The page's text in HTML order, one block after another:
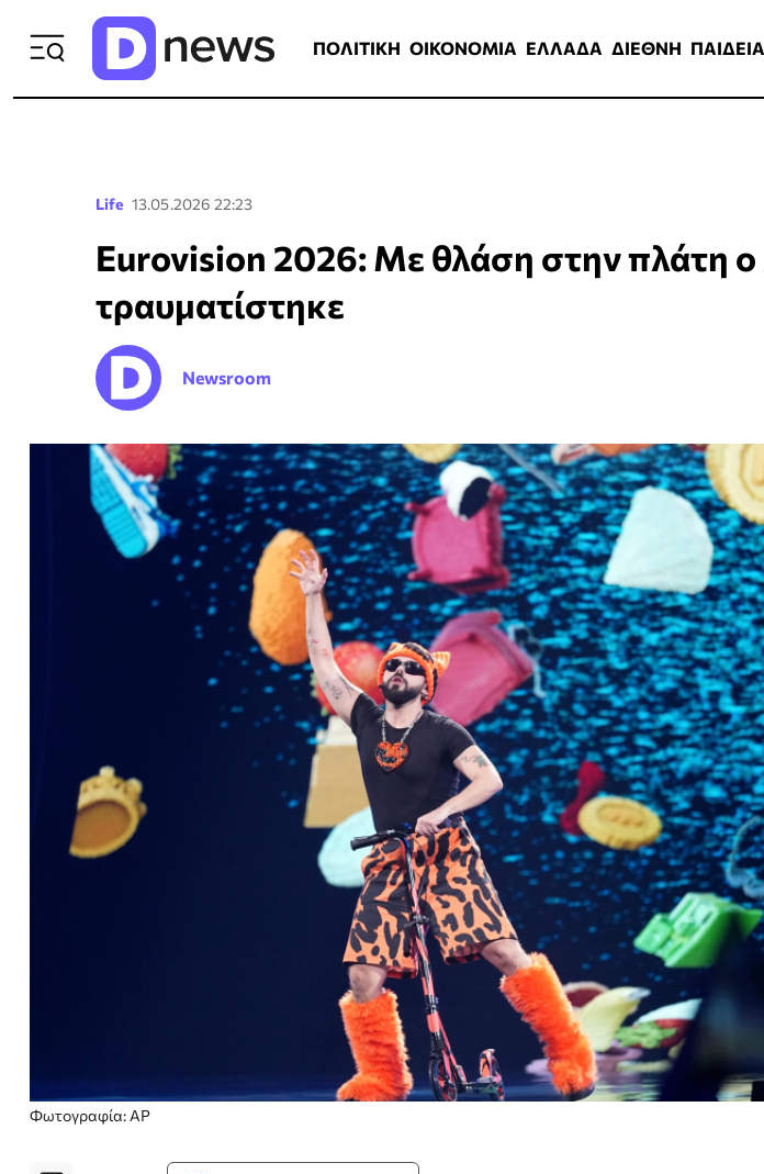
ΠΟΛΙΤΙΚΗ ΟΙΚΟΝΟΜΙΑ ΕΛΛΑΔΑ ΔΙΕΘΝΗ ΠΑΙΔΕΙΑ
Life 13.05.2026 22:23
Eurovision 2026: Με θλάση στην πλάτη
τραυματίστηκε
Newsroom
Φωτογραφία: AP